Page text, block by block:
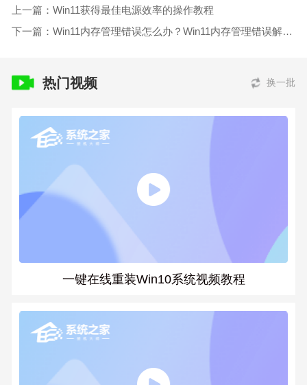
上一篇：Win11获得最佳电源效率的操作教程
下一篇：Win11内存管理错误怎么办？Win11内存管理错误解决教程
热门视频 换一批
一键在线重装Win10系统视频教程